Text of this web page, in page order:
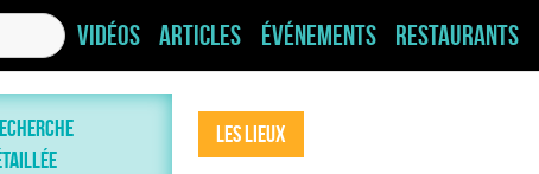
Vidéos Articles Événements Restaurants
Les Lieux